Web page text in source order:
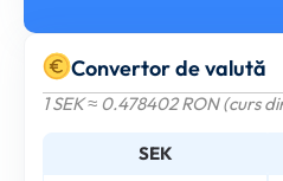
Convertor de valută
1 SEK ≈ 0.478402 RON (curs
SEK